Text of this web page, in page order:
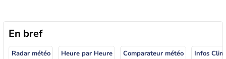
En bref
Radar météo Heure par Heure Comparateur météo Infos